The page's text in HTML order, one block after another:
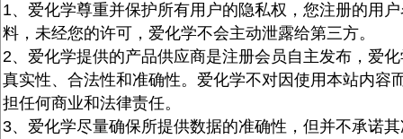
1、爱化学尊重并保护所有用户的隐私权，您注册的用
料，未经您的许可，爱化学不会主动泄露给第三方。
2、爱化学提供的产品供应商是注册会员自主发布，爱
真实性、合法性和准确性。爱化学不对因使用本站内容
担任何商业和法律责任。
3、爱化学尽量确保所提供数据的准确性，但并不承诺